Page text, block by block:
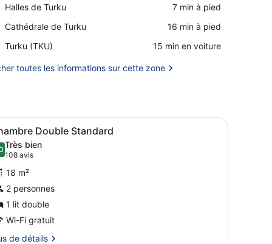
du
de
Turku
Halles de Turku
Place,
de
‪7 min à pied‬
Cathédrale de Turku
Place,
de
‪16 min à pied‬
Turku (TKU)
Airport,
(TKU)
‪15 min en voiture‬
toutes les informations sur cette zone
fenêtre avec des rideaux.
de couleur grise, une armoire avec un miroir, un
:
Une chambre d’hôtel avec une tête de
9 Double Standard
sur 10
Très bien
108 avis
(108 avis)
18 m²
2 personnes
1 lit double
Wi-Fi gratuit
de détails